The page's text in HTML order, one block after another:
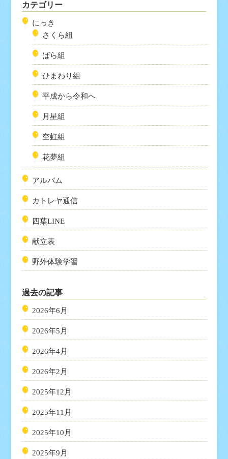
カテゴリー
にっき
さくら組
ばら組
ひまわり組
平成から令和へ
月星組
空虹組
花夢組
アルバム
カトレヤ通信
四葉LINE
献立表
野外体験学習
過去の記事
2026年6月
2026年5月
2026年4月
2026年2月
2025年12月
2025年11月
2025年10月
2025年9月